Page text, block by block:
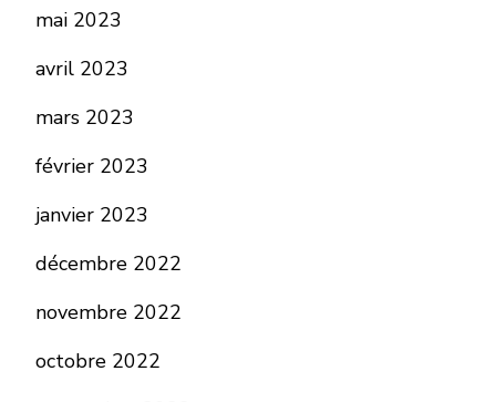
mai 2023
avril 2023
mars 2023
février 2023
janvier 2023
décembre 2022
novembre 2022
octobre 2022